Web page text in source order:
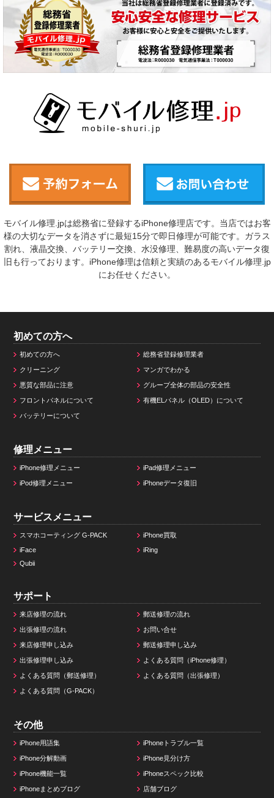
モバイル修理.jpは総務省に登録するiPhone修理店です。当店ではお客
様の大切なデータを消さずに最短15分で即日修理が可能です。ガラス
割れ、液晶交換、バッテリー交換、水没修理、難易度の高いデータ復
旧も行っております。iPhone修理は信頼と実績のあるモバイル修理.jp
にお任せください。
初めての方へ
初めての方へ 総務省登録修理業者
クリーニング マンガでわかる
悪質な部品に注意 グループ全体の部品の安全性
フロントパネルについて 有機ELパネル（OLED）について
バッテリーについて
修理メニュー
iPhone修理メニュー iPad修理メニュー
iPod修理メニュー iPhoneデータ復旧
サービスメニュー
スマホコーティング G-PACK
iPhone買取
iFace
iRing
Qubii
サポート
来店修理の流れ 郵送修理の流れ
出張修理の流れ お問い合せ
来店修理申し込み 郵送修理申し込み
出張修理申し込み よくある質問（iPhone修理）
よくある質問（郵送修理） よくある質問（出張修理）
よくある質問（G-PACK）
その他
iPhone用語集 iPhoneトラブル一覧
iPhone分解動画 iPhone見分け方
iPhone機能一覧 iPhoneスペック比較
iPhoneまとめブログ 店舗ブログ